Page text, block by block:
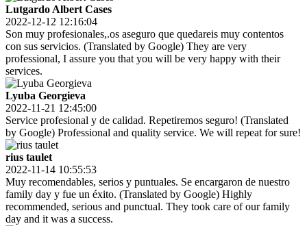
Lutgardo Albert Cases
2022-12-12 12:16:04
Son muy profesionales,.os aseguro que quedareis muy contentos
con sus servicios. (Translated by Google) They are very
professional, I assure you that you will be very happy with their
services.
Lyuba Georgieva
2022-11-21 12:45:00
Service profesional y de calidad. Repetiremos seguro! (Translated
by Google) Professional and quality service. We will repeat for sure!
rius taulet
2022-11-14 10:55:53
Muy recomendables, serios y puntuales. Se encargaron de nuestro
family day y fue un éxito. (Translated by Google) Highly
recommended, serious and punctual. They took care of our family
day and it was a success.